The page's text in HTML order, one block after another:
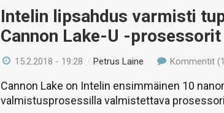
Intelin lipsahdus varmisti
Cannon Lake-U -prosessorit
15.2.2018 - 19:28 /Petrus Laine Kommentit
Cannon Lake on Intelin ensimmäinen 10
valmistusprosessilla valmistettava